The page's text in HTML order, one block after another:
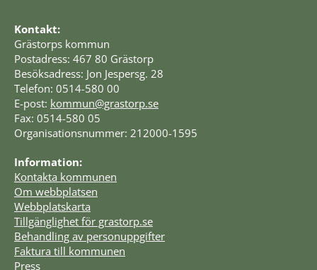
Kontakt:
Grästorps kommun
Postadress: 467 80 Grästorp
Besöksadress: Jon Jespersg. 28
Telefon: 0514-580 00
E-post: kommun@grastorp.se
Fax: 0514-580 05
Organisationsnummer: 212000-1595
Information:
Kontakta kommunen
Om webbplatsen
Webbplatskarta
Tillgänglighet för grastorp.se
Behandling av personuppgifter
Faktura till kommunen
Press